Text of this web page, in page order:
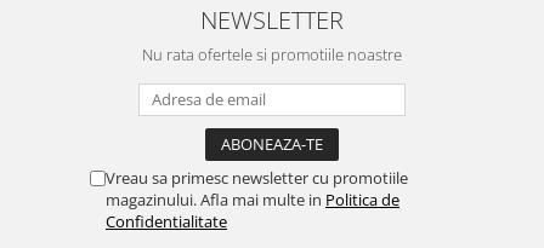
Accesorii animale de companie
Castroane si adapatori animale
Igiena animale de companie
Mobila si transport animale de
Zgarzi, lese si hamuri
NEWSLETTER
Nu rata ofertele si promotiile noastre
Vreau sa primesc newsletter cu promotiile
magazinului. Afla mai multe in Politica de
Confidentialitate